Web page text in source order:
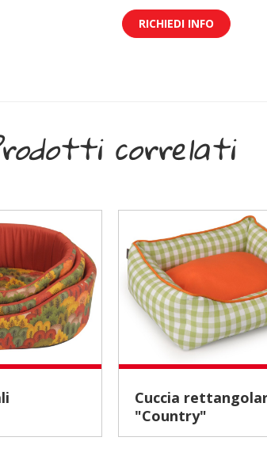
RICHIEDI INFO
correlati
Cuccia rettangolare
"Country"